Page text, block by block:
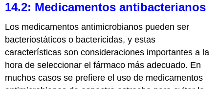
14.2: Medicamentos antibacterianos
Los medicamentos antimicrobianos pueden ser
bacteriostáticos o bactericidas, y estas
características son consideraciones importantes a la
hora de seleccionar el fármaco más adecuado. En
muchos casos se prefiere el uso de medicamentos